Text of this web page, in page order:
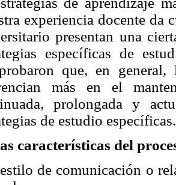
experiencia docente da
presentan una
específicas de
que, en
más en el
prolongada y
de estudio específicas.
características del
de comunicación o